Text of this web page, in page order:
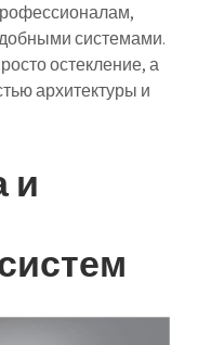
системами.
остекление, а
архитектуры и
и